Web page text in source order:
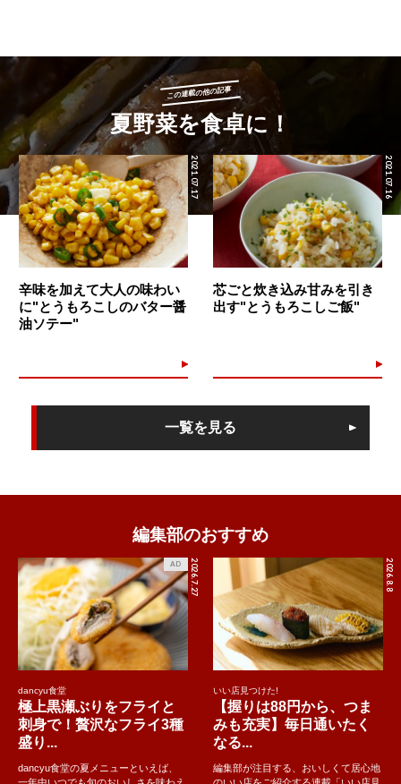
この連載の他の記事
夏野菜を食卓に！
2021.07.17
辛味を加えて大人の味わい
に"とうもろこしのバター醤
油ソテー"
2021.07.16
芯ごと炊き込み甘みを引き
出す"とうもろこしご飯"
一覧を見る
編集部のおすすめ
2026.7.27
AD
dancyu食堂
極上黒瀬ぶりをフライと
刺身で！贅沢なフライ3種
盛り...
dancyu食堂の夏メニューといえば、
2026.8.8
いい店見つけた!
【握りは88円から、つま
みも充実】毎日通いたく
なる...
編集部が注目する、おいしくて居心地